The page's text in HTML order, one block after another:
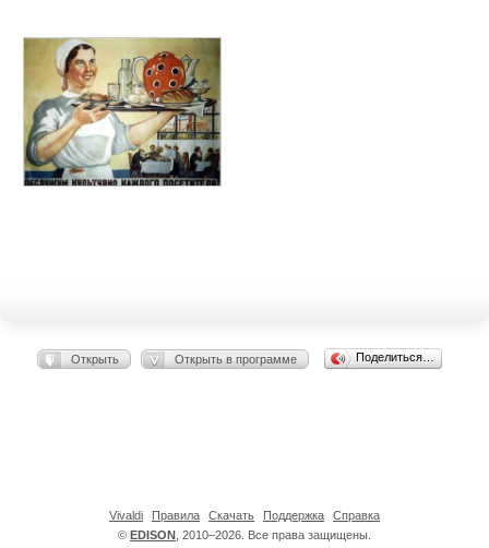
Открыть Открыть в программе Поделиться…
© EDISON , 2010–2026. Все права защищены.
Vivaldi Правила Скачать Поддержка Справка